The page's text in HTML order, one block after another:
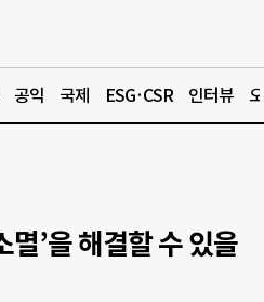
공익 국제 ESG·CSR 인터뷰
멸’을 해결할 수 있을